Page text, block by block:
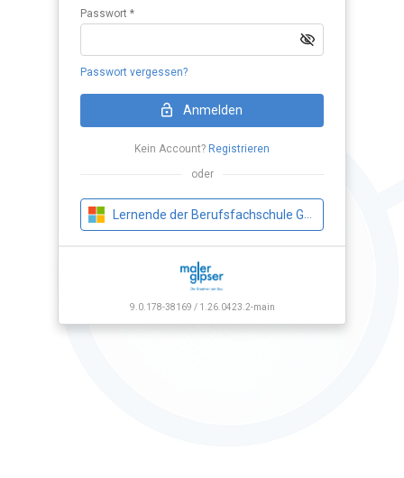
9.0.178-38169 / 1.26.0423.2-main
Passwort *
Passwort vergessen?
Anmelden
Kein Account? Registrieren
oder
Lernende der Berufsfachschule Gipser